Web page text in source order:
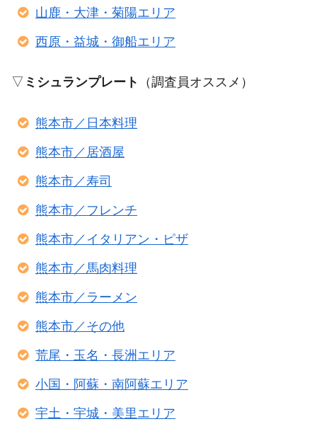
山鹿・大津・菊陽エリア
西原・益城・御船エリア
▽ ミシュランプレート （調査員オススメ）
熊本市／日本料理
熊本市／居酒屋
熊本市／寿司
熊本市／フレンチ
熊本市／イタリアン・ピザ
熊本市／馬肉料理
熊本市／ラーメン
熊本市／その他
荒尾・玉名・長洲エリア
小国・阿蘇・南阿蘇エリア
宇土・宇城・美里エリア